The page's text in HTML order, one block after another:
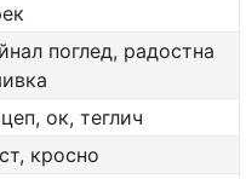
поглед, радостна
ок, теглич
кросно